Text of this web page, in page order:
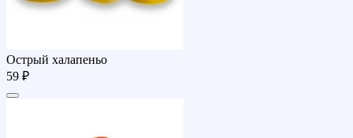
Острый халапеньо
59 ₽